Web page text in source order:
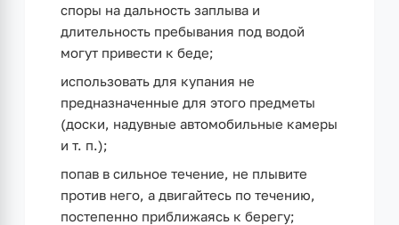
споры на дальность заплыва и
длительность пребывания под водой
могут привести к беде;
использовать для купания не
предназначенные для этого предметы
(доски, надувные автомобильные камеры
и т. п.);
попав в сильное течение, не плывите
против него, а двигайтесь по течению,
постепенно приближаясь к берегу;